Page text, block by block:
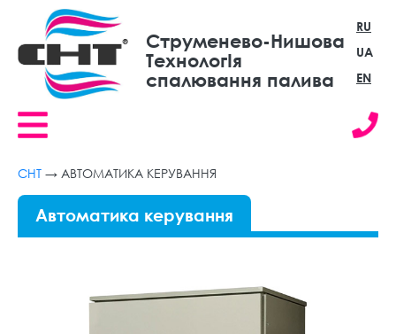
Струменево-Нишова
ТехнологIя
спалювання палива
RU
UA
EN
СНТ → АВТОМАТИКА КЕРУВАННЯ
Автоматика керування